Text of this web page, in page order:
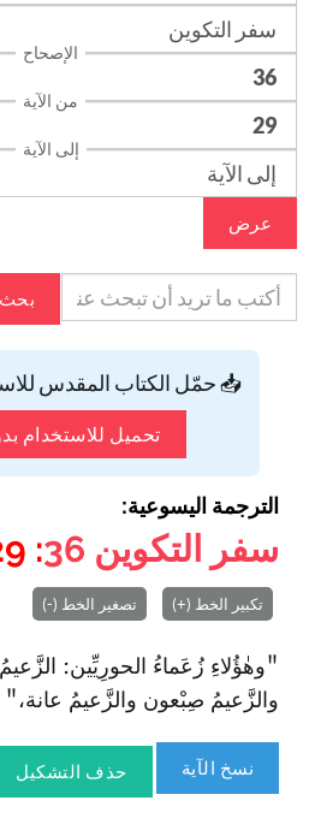
الإصحاح
من الآية
إلى الآية
عرض
بحث
📥 حمّل الكتاب المقدس
تحميل للاستخدام
الترجمة اليسوعية:
سفر التكوين 36
: 29
تكبير الخط (+) تصغير الخط (-)
"وهٰؤُلاءِ زُعَماءُ الحورِيِّين:
والزَّعيمُ صِبْعون والزَّعيمُ عانة،" (تك
نسخ الآية حذف التشكيل